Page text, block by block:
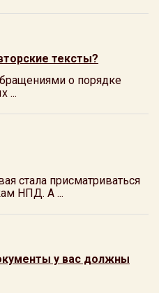
тексты?
о порядке
...
стала присматриваться
НПД. А ...
у вас должны